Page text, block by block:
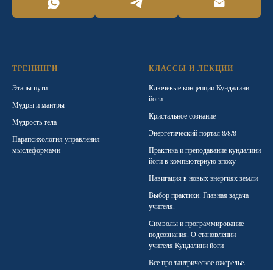
ТРЕНИНГИ
Этапы пути
Мудры и мантры
Мудрость тела
Парапсихология управления
мыслеформами
КЛАССЫ И ЛЕКЦИИ
Ключевые концепции Кундалини
йоги
Кристальное сознание
Энергетический портал 8/8/8
Практика и преподавание кундалини
йоги в компьютерную эпоху
Навигация в новых энергиях земли
Выбор практики. Главная задача
учителя.
Символы и программирование
подсознания. О становлении
учителя Кундалини йоги
Все про тантрическое ожерелье.